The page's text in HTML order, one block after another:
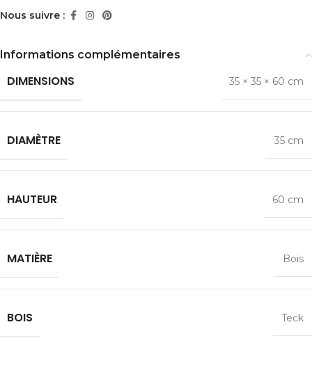
Nous suivre :
Informations complémentaires
DIMENSIONS 35 × 35 × 60 cm
DIAMÈTRE 35 cm
HAUTEUR 60 cm
MATIÈRE Bois
BOIS Teck